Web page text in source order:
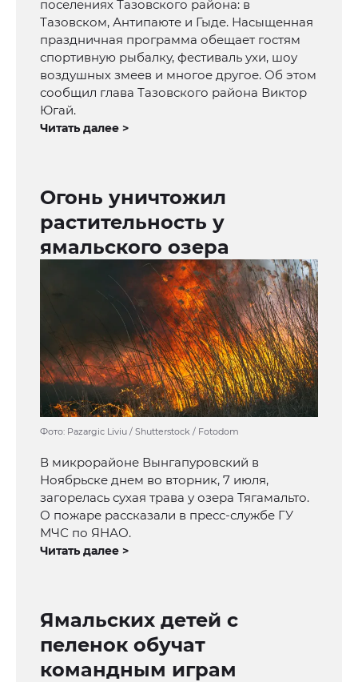
поселениях Тазовского района: в
Тазовском, Антипаюте и Гыде. Насыщенная
праздничная программа обещает гостям
спортивную рыбалку, фестиваль ухи, шоу
воздушных змеев и многое другое. Об этом
сообщил глава Тазовского района Виктор
Югай.
Читать далее >
Огонь уничтожил
растительность у
ямальского озера
Фото: Pazargic Liviu / Shutterstock / Fotodom
В микрорайоне Вынгапуровский в
Ноябрьске днем во вторник, 7 июля,
загорелась сухая трава у озера Тягамальто.
О пожаре рассказали в пресс-службе ГУ
МЧС по ЯНАО.
Читать далее >
Ямальских детей с
пеленок обучат
командным играм